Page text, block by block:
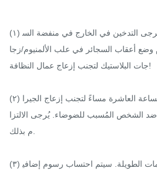
(١) ممنوع التدخين داخل النزل! يُرجى التدخين في الخارج في منفضة الس
أعقاب السجائر في علب الألمنيوم/زجا
جات البلاستيك لتجنب إزعاج عمال النظافة!
(٢) يُرجى الالتزام بالهدوء بعد الساعة العاشرة مساءً لتجنب إزعاج الجيرا
الشخص المُسبب للضوضاء. يُرجى الالتزا
م بذلك.
(٣) لا تُقدم خدمات التنظيف للإقامات الطويلة. سيتم احتساب رسوم إضافي